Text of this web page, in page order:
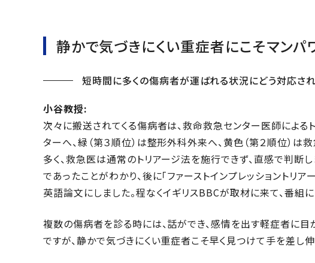
静かで気づきにくい重症者にこそマンパ
短時間に多くの傷病者が運ばれる状況にどう対応され
小谷教授:
次々に搬送されてくる傷病者は、救命救急センター医師による
ターへ、緑（第３順位）は整形外科外来へ、黄色（第２順位）
多く、救急医は通常のトリアージ法を施行できず、直感で判断
であったことがわかり、後に「ファーストインプレッショントリ
英語論文にしました。程なくイギリスBBCが取材に来て、番組
複数の傷病者を診る時には、話ができ、感情を出す軽症者に目
ですが、静かで気づきにくい重症者こそ早く見つけて手を差し伸